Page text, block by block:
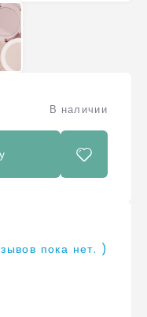
В наличии
пока нет. )